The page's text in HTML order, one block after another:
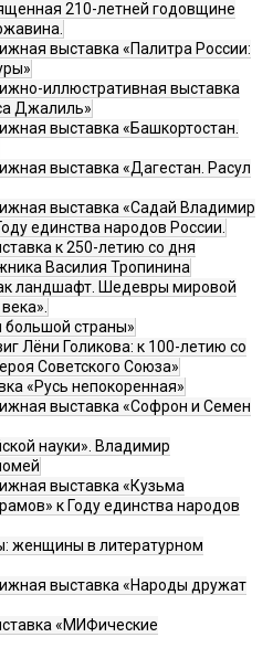
210-летней годовщине
выставка «Палитра России:
иллюстративная выставка
Джалиль»
выставка «Башкортостан.
выставка «Дагестан. Расул
выставка «Садай Владимир
единства народов России.
к 250-летию со дня
Василия Тропинина
ландшафт. Шедевры мировой
страны»
Лёни Голикова: к 100-летию со
Советского Союза»
«Русь непокоренная»
выставка «Софрон и Семен
науки». Владимир
выставка «Кузьма
к Году единства народов
женщины в литературном
выставка «Народы дружат
«МИФические